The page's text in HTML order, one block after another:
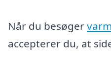
Når du besøger
accepterer du, at